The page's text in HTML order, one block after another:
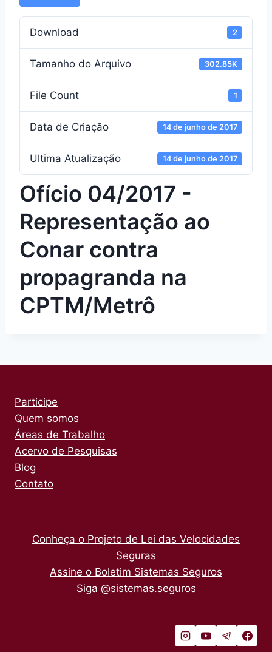
Download 2
Tamanho do Arquivo 302.85K
File Count 1
Data de Criação 14 de junho de 2017
Ultima Atualização 14 de junho de 2017
Ofício 04/2017 -
Representação ao
Conar contra
propagranda na
CPTM/Metrô
Participe
Quem somos
Áreas de Trabalho
Acervo de Pesquisas
Blog
Contato
Conheça o Projeto de Lei das Velocidades
Seguras
Assine o Boletim Sistemas Seguros
Siga @sistemas.seguros